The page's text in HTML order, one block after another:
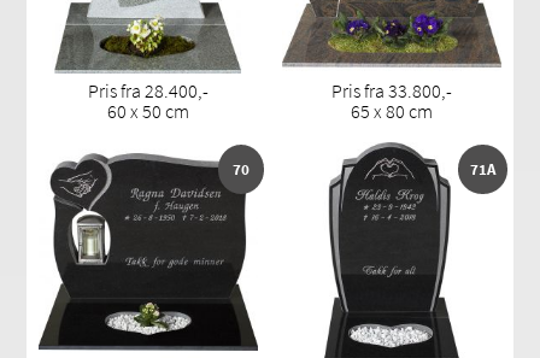
Pris fra 28.400,-
60 x 50 cm
Pris fra 33.800,-
65 x 80 cm
70 71A